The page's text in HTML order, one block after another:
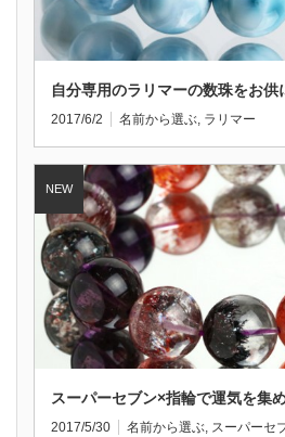
自分専用のラリマーの数珠をお供
2017/6/2 名前から選ぶ, ラリマー
スーパーセブン×指輪で運気を集
2017/5/30 名前から選ぶ, スーパーセ